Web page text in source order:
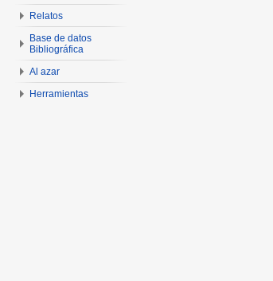
Relatos
Base de datos
Bibliográfica
Al azar
Herramientas